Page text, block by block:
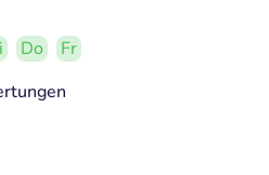
Do
Fr